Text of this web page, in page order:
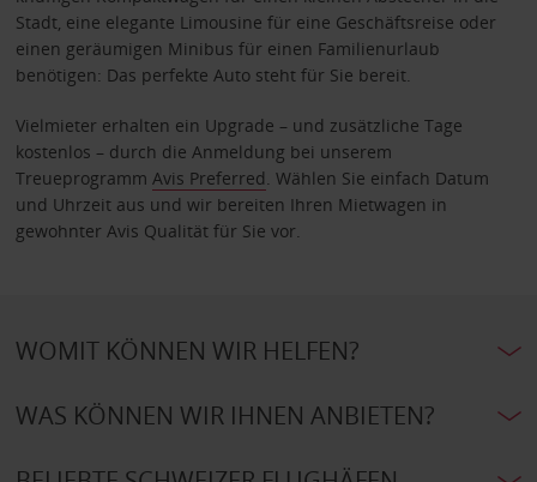
Stadt, eine elegante Limousine für eine Geschäftsreise oder
einen geräumigen Minibus für einen Familienurlaub
benötigen: Das perfekte Auto steht für Sie bereit.
Vielmieter erhalten ein Upgrade – und zusätzliche Tage
kostenlos – durch die Anmeldung bei unserem
Treueprogramm Avis Preferred . Wählen Sie einfach Datum
und Uhrzeit aus und wir bereiten Ihren Mietwagen in
gewohnter Avis Qualität für Sie vor.
WOMIT KÖNNEN WIR HELFEN?
WAS KÖNNEN WIR IHNEN ANBIETEN?